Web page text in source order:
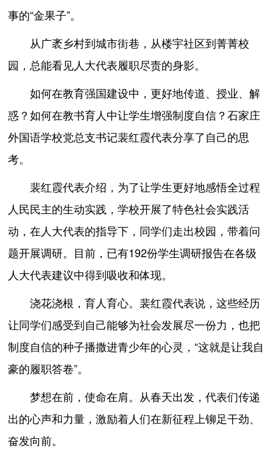
事的“金果子”。
从广袤乡村到城市街巷，从楼宇社区到菁菁校
园，总能看见人大代表履职尽责的身影。
如何在教育强国建设中，更好地传道、授业、解
惑？如何在教书育人中让学生增强制度自信？石家庄
外国语学校党总支书记裴红霞代表分享了自己的思
考。
裴红霞代表介绍，为了让学生更好地感悟全过程
人民民主的生动实践，学校开展了特色社会实践活
动，在人大代表的指导下，同学们走出校园，带着问
题开展调研。目前，已有192份学生调研报告在各级
人大代表建议中得到吸收和体现。
浇花浇根，育人育心。裴红霞代表说，这些经历
让同学们感受到自己能够为社会发展尽一份力，也把
制度自信的种子播撒进青少年的心灵，“这就是让我自
豪的履职答卷”。
梦想在前，使命在肩。从春天出发，代表们传递
出的心声和力量，激励着人们在新征程上铆足干劲、
奋发向前。